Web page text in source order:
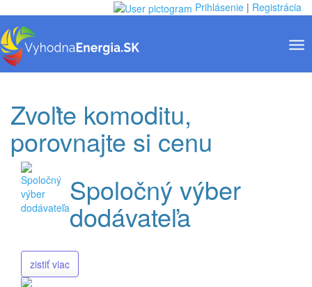
Prihlásenie | Registrácia
Toggle
Zvoľte komoditu,
porovnajte si cenu
Spoločný výber
dodávateľa
zistiť viac